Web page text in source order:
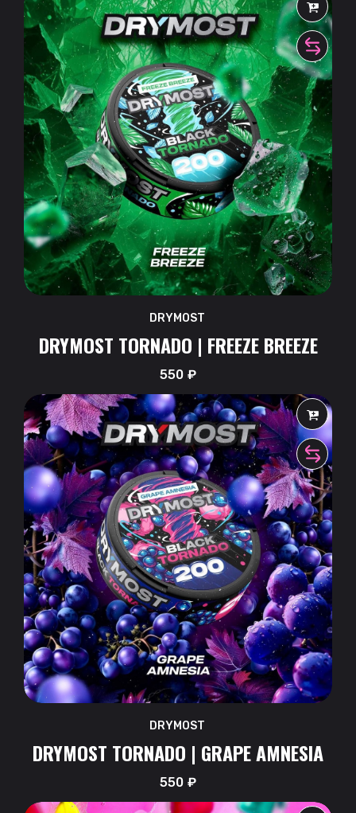
DRYMOST
DRYMOST TORNADO | FREEZE BREEZE
550₽
DRYMOST
DRYMOST TORNADO | GRAPE AMNESIA
550₽